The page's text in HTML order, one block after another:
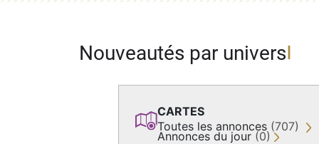
Nouveautés par univers
CARTES
Toutes les annonces (707)
Annonces du jour (0)